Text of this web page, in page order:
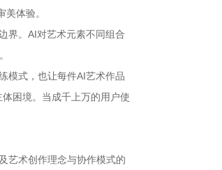
体验。
界。AI对艺术元素不同组合
模式，也让每件AI艺术作品
困境。当成千上万的用户使
艺术创作理念与协作模式的